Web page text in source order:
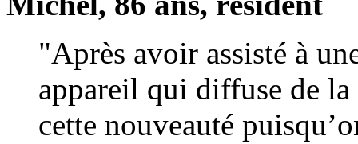
"Après avoir assisté à
appareil qui diffuse de
cette nouveauté